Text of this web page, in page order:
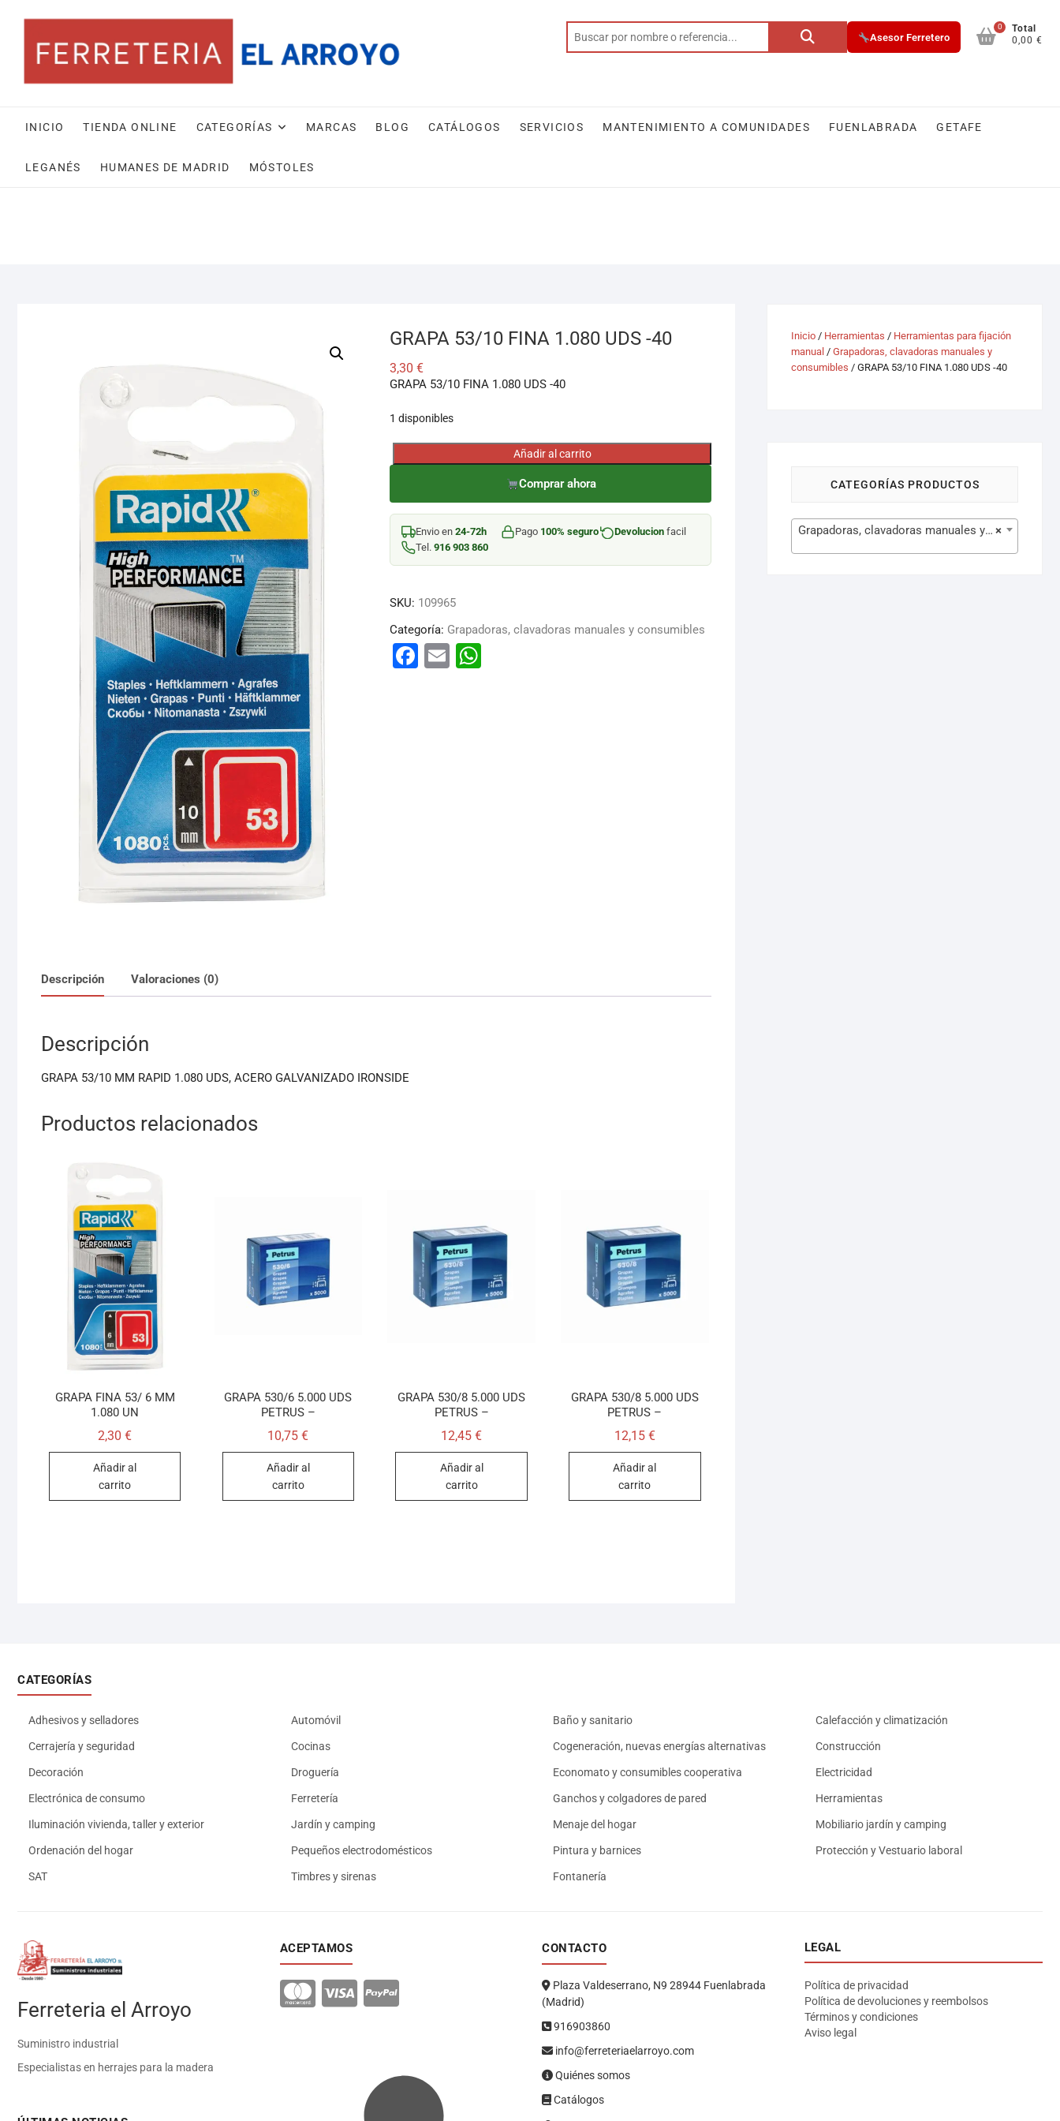
contenido
Buscar
Asesor Ferretero
0
Total
0,00 €
INICIO TIENDA ONLINE CATEGORÍAS MARCAS BLOG CATÁLOGOS SERVICIOS MANTENIMIENTO A COMUNIDADES FUENLABRADA GETAFE
LEGANÉS HUMANES DE MADRID MÓSTOLES
GRAPA 53/10 FINA 1.080 UDS -40
3,30 €
GRAPA 53/10 FINA 1.080 UDS -40
1 disponibles
GRAPA
FINA
1.080
UDS
Añadir al carrito
Comprar ahora
Envio en 24-72h Pago 100% seguro Devolucion facil
Tel. 916 903 860
SKU: 109965
Categoría: Grapadoras, clavadoras manuales y consumibles
F
E
Descripción Valoraciones (0)
Descripción
GRAPA 53/10 MM RAPID 1.080 UDS, ACERO GALVANIZADO IRONSIDE
Productos relacionados
GRAPA FINA 53/ 6 MM
1.080 UN
2,30€
Añadir al
carrito
GRAPA 530/6 5.000 UDS
PETRUS –
10,75€
Añadir al
carrito
GRAPA 530/8 5.000 UDS
PETRUS –
12,45€
Añadir al
carrito
GRAPA 530/8 5.000 UDS
PETRUS –
12,15 €
Añadir al
carrito
Inicio / Herramientas / Herramientas para fijación
manual / Grapadoras, clavadoras manuales y
consumibles / GRAPA 53/10 FINA 1.080 UDS -40
CATEGORÍAS PRODUCTOS
×
Grapadoras, clavadoras manuales y consumibles (134)
CATEGORÍAS
Adhesivos y selladores Automóvil Baño y sanitario Calefacción y climatización
Cerrajería y seguridad Cocinas Cogeneración, nuevas energías alternativas Construcción
Decoración Droguería Economato y consumibles cooperativa Electricidad
Electrónica de consumo Ferretería Ganchos y colgadores de pared Herramientas
Iluminación vivienda, taller y exterior Jardín y camping Menaje del hogar Mobiliario jardín y camping
Ordenación del hogar Pequeños electrodomésticos Pintura y barnices Protección y Vestuario laboral
SAT Timbres y sirenas Fontanería
Ferreteria el Arroyo
Suministro industrial
Especialistas en herrajes para la madera
ACEPTAMOS CONTACTO
Plaza Valdeserrano, N9 28944 Fuenlabrada
(Madrid)
916903860
info@ferreteriaelarroyo.com
Quiénes somos
Catálogos
LEGAL
Política de privacidad
Política de devoluciones y reembolsos
Términos y condiciones
Aviso legal
Asesor El Arroyo
En línea · responde en segundos
WhatsApp